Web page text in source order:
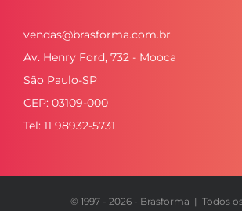
vendas@brasforma.com.br
Av. Henry Ford, 732 - Mooca
São Paulo-SP
CEP: 03109-000
Tel: 11 98932-5731
© 1997 - 2026 - Brasforma | Todos